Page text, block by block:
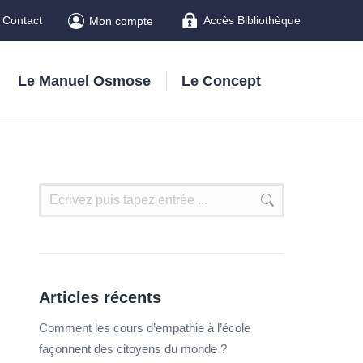
Contact Mon compte Accès Bibliothèque
Le Manuel Osmose Le Concept
Articles récents
Comment les cours d’empathie à l’école
façonnent des citoyens du monde ?